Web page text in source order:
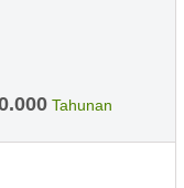
Tahunan